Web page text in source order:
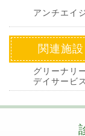
アンチエイ
関連施設
グリーナリ
デイサービ